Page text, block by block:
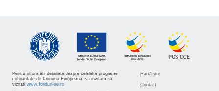
Pentru informatii detaliate despre celelalte programe
cofinantate de Uniunea Europeana, va invitam sa
vizitati www.fonduri-ue.ro
Hartă site
Contact